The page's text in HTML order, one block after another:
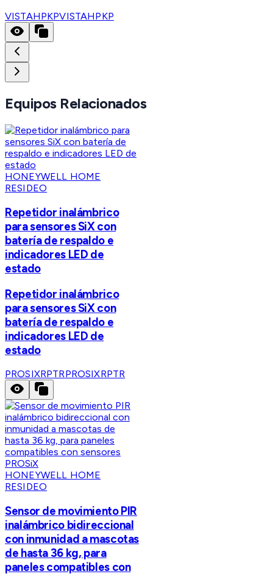
VISTAHPKPVISTAHPKP
Equipos Relacionados
HONEYWELL HOME
RESIDEO
Repetidor inalámbrico
para sensores SiX con
batería de respaldo e
indicadores LED de
estado
Repetidor inalámbrico
para sensores SiX con
batería de respaldo e
indicadores LED de
estado
PROSIXRPTRPROSIXRPTR
HONEYWELL HOME
RESIDEO
Sensor de movimiento PIR
inalámbrico bidireccional
con inmunidad a mascotas
de hasta 36 kg, para
paneles compatibles con